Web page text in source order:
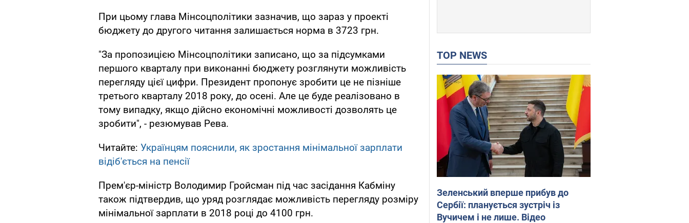
При цьому глава Мінсоцполітики зазначив, що зараз у проекті
бюджету до другого читання залишається норма в 3723 грн.
"За пропозицією Мінсоцполітики записано, що за підсумками
першого кварталу при виконанні бюджету розглянути можливість
перегляду цієї цифри. Президент пропонує зробити це не пізніше
третього кварталу 2018 року, до осені. Але це буде реалізовано в
тому випадку, якщо дійсно економічні можливості дозволять це
зробити", - резюмував Рева.
Читайте: Українцям пояснили, як зростання мінімальної зарплати
відіб'ється на пенсії
Прем'єр-міністр Володимир Гройсман під час засідання Кабміну
також підтвердив, що уряд розглядає можливість перегляду розміру
мінімальної зарплати в 2018 році до 4100 грн.
TOP NEWS
Зеленський вперше прибув до
Сербії: планується зустріч із
Вучичем і не лише. Відео